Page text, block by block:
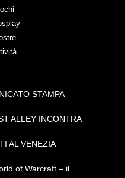
STAMPA
ALLEY INCONTRA
AL VENEZIA
of Warcraft – il